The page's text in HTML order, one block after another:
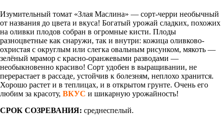
Изумительный томат «Злая Маслина» — сорт-черри необычный
от названия до цвета и вкуса! Богатый урожай сладких, похожих
на оливки плодов собран в огромные кисти. Плоды
разноцветные как снаружи, так и внутри: кожица оливково-
охристая с округлым или слегка овальным рисунком, мякоть —
зелёный мрамор с красно-оранжевыми разводами —
необыкновенно красиво! Сорт удобен в выращивании, не
перерастает в рассаде, устойчив к болезням, неплохо хранится.
Хорошо растет и в теплицах, и в открытом грунте. Очень его
любим за красоту, ВКУС и шикарную урожайность!
СРОК СОЗРЕВАНИЯ: среднеспелый.